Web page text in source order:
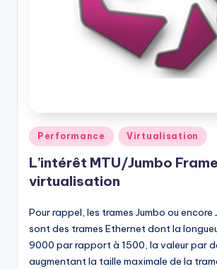
Posted
in
Performance Virtualisation
L’intérêt MTU/Jumbo
virtualisation
Pour rappel, les trames Jumbo ou encore
sont des trames Ethernet dont la
9000 par rapport à 1500, la valeur par
augmentant la taille maximale de la